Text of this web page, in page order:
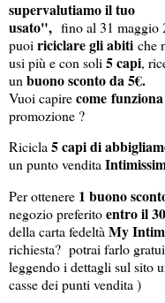
supervalutiamo il tuo
usato", fino al 31 maggio
puoi riciclare gli abiti che
usi più e con soli 5 capi,
un buono sconto da 5€.
Vuoi capirecome funziona
promozione ?
Ricicla5 capi di
un punto vendita
Per ottenere 1 buono
negozio preferitoentro il
della carta fedeltà My
richiesta? potrai farlo
leggendo i dettagli sul sito
casse dei punti vendita )